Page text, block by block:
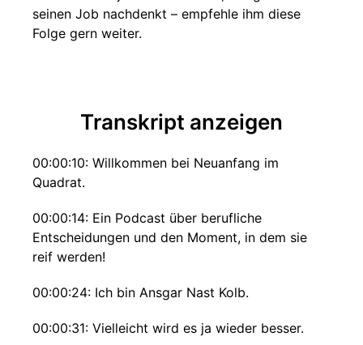
seinen Job nachdenkt – empfehle ihm diese
Folge gern weiter.
Transkript anzeigen
00:00:10: Willkommen bei Neuanfang im
Quadrat.
00:00:14: Ein Podcast über berufliche
Entscheidungen und den Moment, in dem sie
reif werden!
00:00:24: Ich bin Ansgar Nast Kolb.
00:00:31: Vielleicht wird es ja wieder besser.